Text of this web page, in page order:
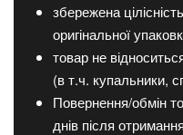
збережена
оригінальної
товар не
(в т.ч. купальники,
Повернення/обмін
днів після